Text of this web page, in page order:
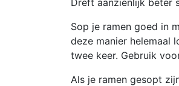
Sop je ramen goed in
deze manier helemaal
twee keer. Gebruik
Als je ramen gesopt